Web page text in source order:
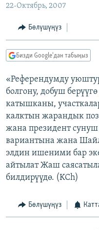
БҮГҮН АЗАТТЫКТА
ЭКСПЕРТТЕР ТАЛДАЙТ
БИЗ ЖАНА ДҮЙНӨ
ЭЖЕ-СИҢДИЛЕР
АЗАТТЫК+
ЫҢГАЙСЫЗ СУРООЛОР
ПОДКАСТ
ӨЗГӨЧӨ ПИКИР
Русский
ОНЛАЙН ШЕРИНЕ
ЭЕ/АРнун бардык
22-Октябрь, 2007
Бөлүшүңүз
Бизди Google'дан табыңыз
«Референдумду
болгону, добуш
катышканы,
калктын жарандык
жана президент
вариантына жана
элдин ишеними бар
айтылат Жаш
билдирүүдө. (KCh)
Бөлүшүңүз